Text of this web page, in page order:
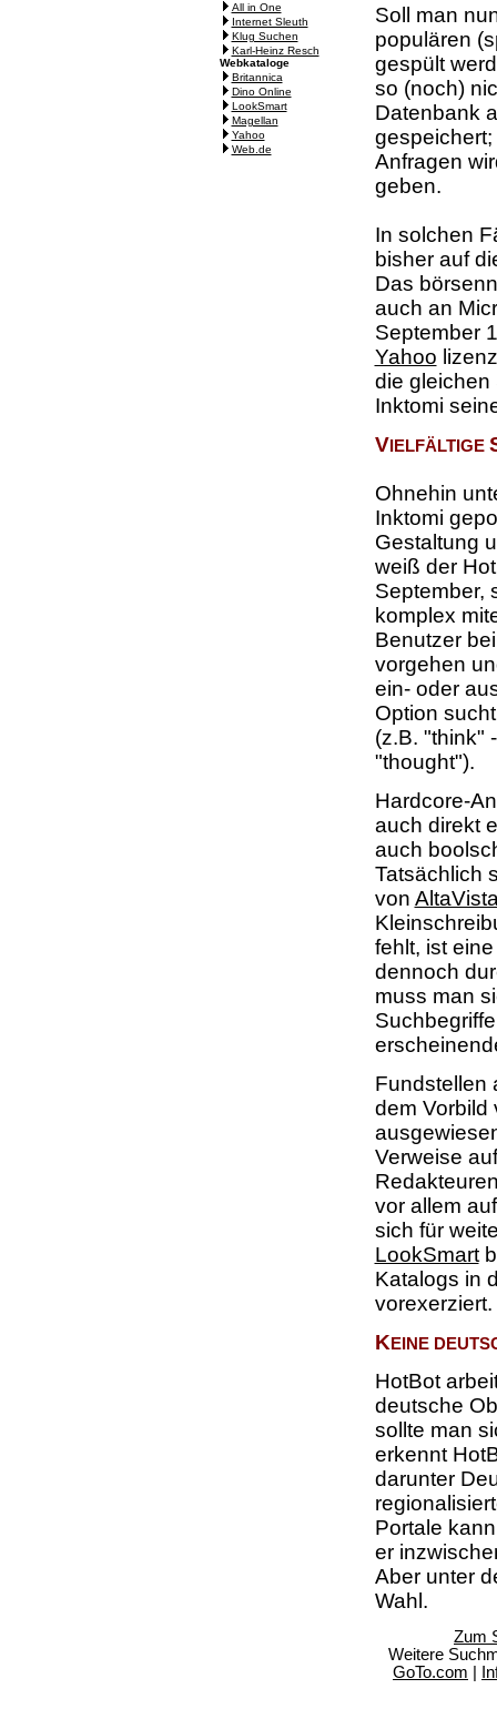
All in One
Internet Sleuth
Klug Suchen
Karl-Heinz Resch
Webkataloge
Britannica
Dino Online
LookSmart
Magellan
Yahoo
Web.de
Soll man
populären
gespült
so (noch)
Datenbank
Anfragen
geben.
In solchen
bisher auf
Das
auch an
September
Yahoo
die gleichen
Inktomi
V IELFÄLTIGE
Ohnehin
Inktomi
Gestaltung
weiß der
September,
komplex
Benutzer
vorgehen
ein- oder
Option
(z.B. "think"
"thought").
Hardcore-
auch direkt
auch
Tatsächlich
von
fehlt, ist
dennoch
muss man
Fundstellen
dem
Verweise
vor allem
sich für
LookSmart
Katalogs in
vorexerziert.
K EINE
HotBot
deutsche
sollte man
erkennt
darunter
Portale
er
Aber unter
Wahl.
Zum
Weitere
GoTo.com